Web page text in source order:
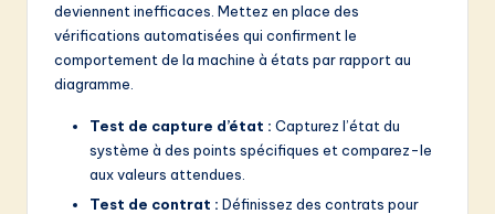
deviennent inefficaces. Mettez en place des
vérifications automatisées qui confirment le
comportement de la machine à états par rapport au
diagramme.
Test de capture d’état : Capturez l’état du
système à des points spécifiques et comparez-le
aux valeurs attendues.
Test de contrat : Définissez des contrats pour